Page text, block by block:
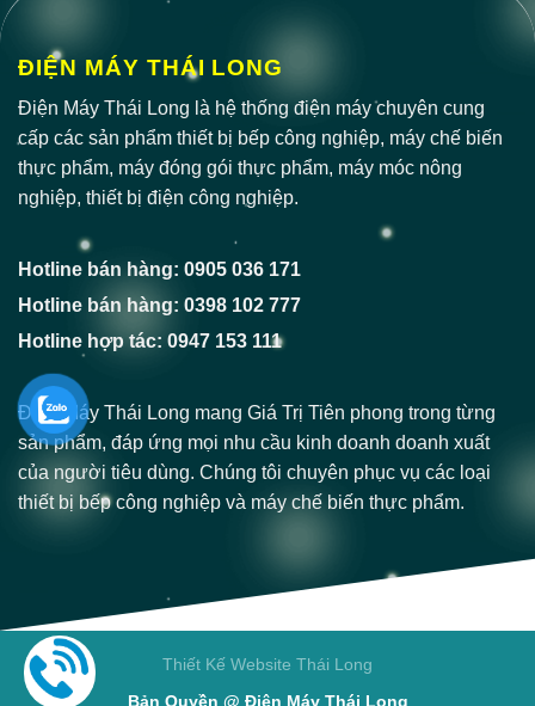
ĐIỆN MÁY THÁI LONG
Điện Máy Thái Long là hệ thống điện máy chuyên cung
cấp các sản phẩm thiết bị bếp công nghiệp, máy chế biến
thực phẩm, máy đóng gói thực phẩm, máy móc nông
nghiệp, thiết bị điện công nghiệp.
Hotline bán hàng: 0905 036 171
Hotline bán hàng: 0398 102 777
Hotline hợp tác: 0947 153 111
Điện Máy Thái Long mang Giá Trị Tiên phong trong từng
sản phẩm, đáp ứng mọi nhu cầu kinh doanh doanh xuất
của người tiêu dùng. Chúng tôi chuyên phục vụ các loại
thiết bị bếp công nghiệp và máy chế biến thực phẩm.
Thiết Kế Website Thái Long
Bản Quyền @ Điện Máy Thái Long